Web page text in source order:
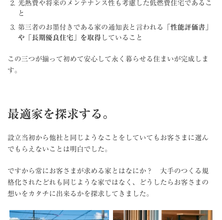
光熱費や将来のメンテナンス性も考慮した低燃費住宅であるこ
と
第三者のお墨付きである家の通知表と言われる
「性能評価書」
や「長期優良住宅」を取得 していること
この三つが揃って初めて安心して永く暮らせる住まいが完成しま
す。
最適家を探求する。
設立当初から他社と同じようなことをしていてもお客さまに選ん
でもらえないことは明白でした。
ですから常にお客さまが求める家とはなにか？ 大手のつくる規
格化されたどれも同じような家ではなく、どうしたらお客さまの
想いをカタチに出来るかを探求してきました。